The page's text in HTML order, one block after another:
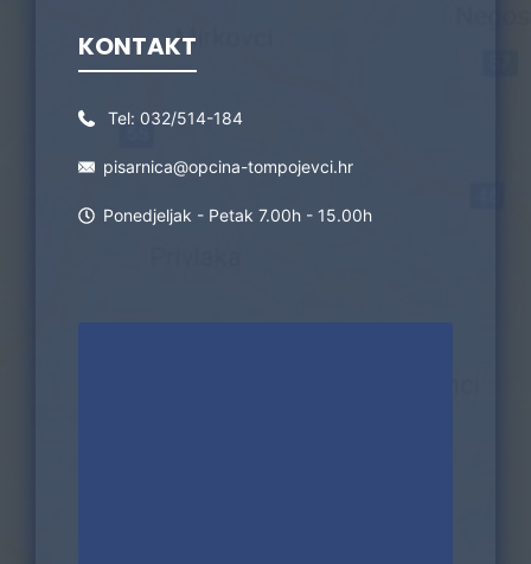
KONTAKT
Tel: 032/514-184
pisarnica@opcina-tompojevci.hr
Ponedjeljak - Petak 7.00h - 15.00h